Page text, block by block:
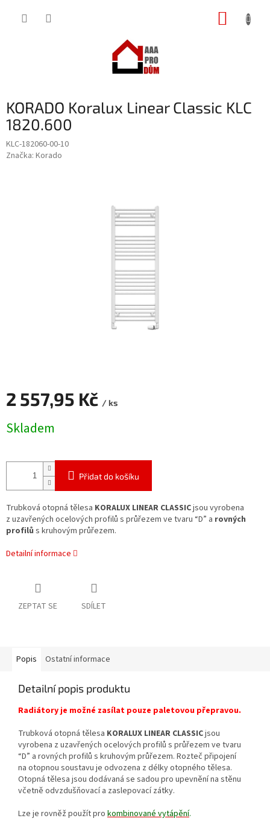
KORADO Koralux Linear Classic KLC
1820.600
KLC-182060-00-10
Značka: Korado
2 557,95 Kč / ks
cena:
Skladem
Přidat do košíku
Trubková otopná tělesa KORALUX LINEAR CLASSICjsou vyrobena
z uzavřených ocelových profilů s průřezem ve tvaru “D” a rovných
profilů s kruhovým průřezem.
Detailní informace
ZEPTAT SE SDÍLET
Popis Ostatní informace
Detailní popis produktu
Radiátory je možné zasílat pouze paletovou přepravou.
Trubková otopná tělesa KORALUX LINEAR CLASSICjsou
vyrobena z uzavřených ocelových profilů s průřezem ve tvaru
“D” a rovných profilů s kruhovým průřezem. Rozteč připojení
na otopnou soustavu je odvozena z délky otopného tělesa.
Otopná tělesa jsou dodávaná se sadou pro upevnění na stěnu
včetně odvzdušňovací a zaslepovací zátky.
Lze je rovněž použít pro kombinované vytápění.